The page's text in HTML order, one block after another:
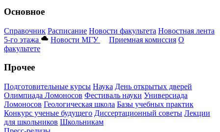
Основное
Справочник Расписание Новости факультета Новостная лента
5-го этажа
Новости МГУ Приемная комиссия О
факультете
Прочее
Подготовительные курсы Наука День открытых дверей
Олимпиада Ломоносов Фестиваль науки Универсиада
Ломоносов Геологическая школа Базы учебных практик
Конкурс ученые будущего Диссертационный советы Лекции
для школьников Школьникам